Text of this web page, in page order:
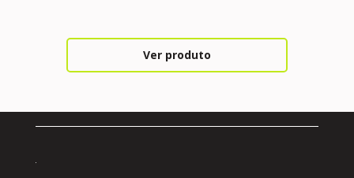
Ver produto